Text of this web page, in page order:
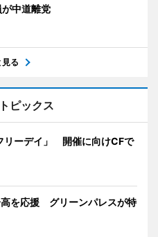
中道離党
見る
ピックス
リーデイ」 開催に向けCFで
を応援 グリーンパレスが特